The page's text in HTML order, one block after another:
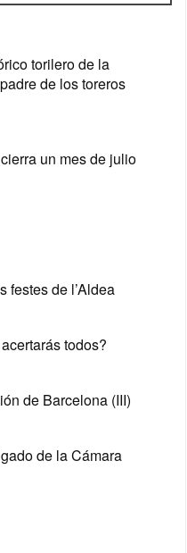
torilero de la
de los toreros
un mes de julio
festes de l’Aldea
todos?
de Barcelona (III)
de la Cámara